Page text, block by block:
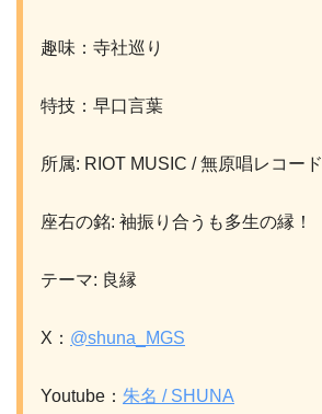
趣味：寺社巡り
特技：早口言葉
所属: RIOT MUSIC / 無原唱レコード
座右の銘: 袖振り合うも多生の縁！
テーマ: 良縁
X： @shuna_MGS
Youtube： 朱名 / SHUNA